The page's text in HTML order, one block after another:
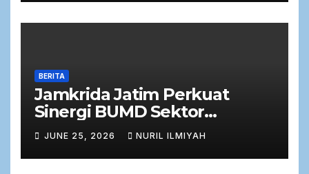
BERITA
Jamkrida Jatim Perkuat
Sinergi BUMD Sektor
Keuangan dalam Rapat Kerja
Bersama Komisi C DPRD
Jawa Timur
JUNE 25, 2026 NURIL ILMIYAH